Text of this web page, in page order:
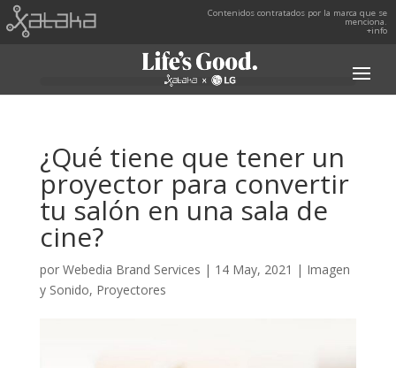
Contenidos contratados por la marca que se
menciona.
+info
¿Qué tiene que tener un
proyector para convertir
tu salón en una sala de
cine?
por Webedia Brand Services | 14 May, 2021 | Imagen
y Sonido, Proyectores